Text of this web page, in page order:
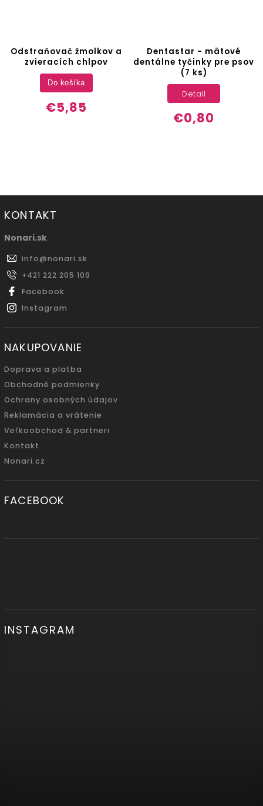
Odstraňovač žmolkov a
zvieracích chlpov
€5,85
Do košíka
Dentastar - mätové
dentálne tyčinky pre psov
(7 ks)
€0,80
Detail
KONTAKT
Nonari.sk
info@nonari.sk
+421 222 205 109
Facebook
Instagram
NAKUPOVANIE
Doprava a platba
Obchodné podmienky
Ochrany osobných údajov
Reklamácia a vrátenie
Veľkoobchod & partneri
Kontakt
Nonari.cz
FACEBOOK
INSTAGRAM